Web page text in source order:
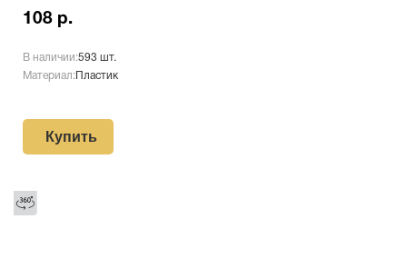
108 р.
В наличии:593 шт.
Материал: Пластик
Купить